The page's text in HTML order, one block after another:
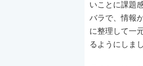
いことに課題
バラで、情報
に整理して一
るようにしまし